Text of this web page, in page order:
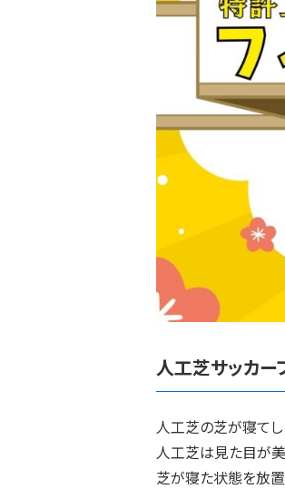
人工芝サッカー
人工芝の芝が寝て
人工芝は見た目が美
芝が寝た状態を放置